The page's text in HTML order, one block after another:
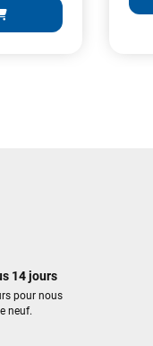
14 jours
pour nous
neuf.